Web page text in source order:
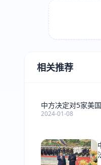
相关推荐
中方决定对5家美
2024-01-08